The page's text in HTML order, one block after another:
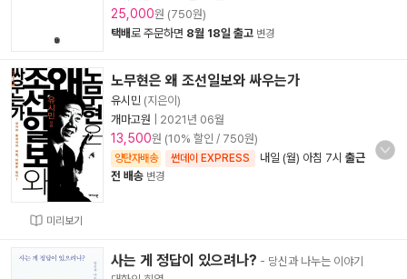
25,000원 (750원)
택배로 주문하면 8월 18일 출고 변경
미리보기
노무현은 왜 조선일보와 싸우는가
유시민 (지은이)
개마고원
2021년 06월
13,500원 (10% 할인 / 750원)
양탄자배송 썬데이 EXPRESS 내일 (월) 아침 7시 출근
전 배송 변경
사는 게 정답이 있으려나? - 당신과 나누는 이야기